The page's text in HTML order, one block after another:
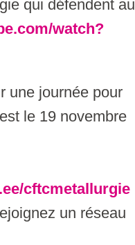
qui défendent au
watch?
une journée pour
le 19 novembre
cftcmetallurgie
un réseau